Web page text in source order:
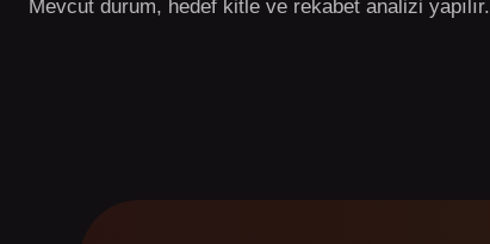
Mevcut durum, hedef kitle ve rekabet analizi yapılır.